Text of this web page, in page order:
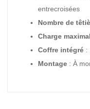
entrecroisées
Nombre de
Charge
Coffre intégré :
Montage : À